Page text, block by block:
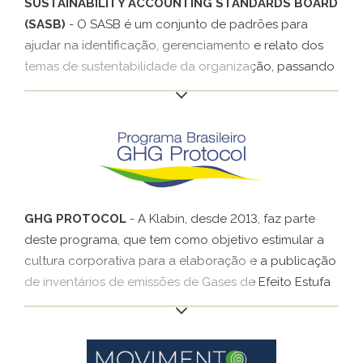
SUSTAINABILITY ACCOUNTING STANDARDS BOARD
(SASB) - O SASB é um conjunto de padrões para
ajudar na identificação, gerenciamento e relato dos
temas de sustentabilidade da organização, passando
por questões ambientais, sociais e de governança
público principal são as grandes empresas e os
investidores. Em 2020, a Klabin passou a relatar os
indicadores SASB recomendados para os setores de
embalagem, papel e celulose e florestal.
GHG PROTOCOL - A Klabin, desde 2013, faz parte
deste programa, que tem como objetivo estimular a
cultura corporativa para a elaboração e a publicação
de inventários de emissões de Gases de Efeito Estufa
(GEE), proporcionando aos participantes acesso a